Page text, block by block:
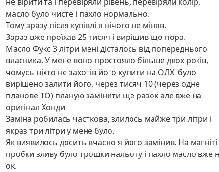
не вірити та і перевіряли рівень, перевіряли колір,
масло було чисте і пахло нормально.
Тому зразу після купівлі я нічого не міняв.
Зараз вже проїхав 25 тисяч і вирішив що пора.
Масло Фукс 3 літри мені дісталось від попереднього
власника. У мене воно простояло більше двох років,
чомусь ніхто не захотів його купити на ОЛХ, було
вирішено залити його, через тисяч 10 (через одне
планове ТО) планую замінити ще разок але вже на
оригінал Хонди.
Заміна робилась часткова, злилось майже три літри і
якраз три літри у мене було.
Як виявилось досить вчасно я його замінив. На магніті
пробки зливу було трошки нальоту і пахло масло вже
ок.